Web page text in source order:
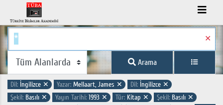
✕
Arama
Dil: İngilizce ✕ Yazar: Mellaart, James ✕ Dil: İngilizce ✕
Şekil: Basılı ✕ Yayın Tarihi: 1993 ✕ Tür: Kitap ✕ Şekil: Basılı ✕